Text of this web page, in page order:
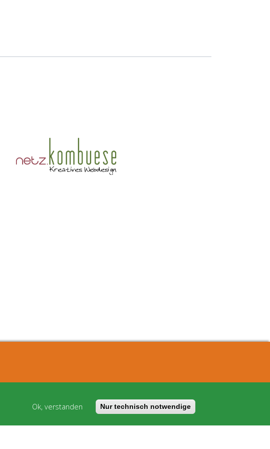
Kostenmodell
FAQ
Ok, verstanden Nur technisch notwendige